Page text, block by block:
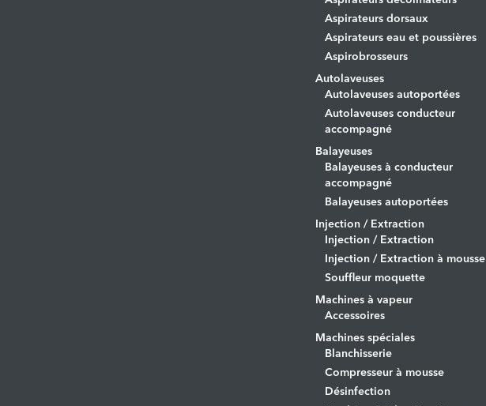
Aspirateurs dorsaux
Aspirateurs eau et poussières
Aspirobrosseurs
Autolaveuses
Autolaveuses autoportées
Autolaveuses conducteur
accompagné
Balayeuses
Balayeuses à conducteur
accompagné
Balayeuses autoportées
Injection / Extraction
Injection / Extraction
Injection / Extraction à mousse
Souffleur moquette
Machines à vapeur
Accessoires
Machines spéciales
Blanchisserie
Compresseur à mousse
Désinfection